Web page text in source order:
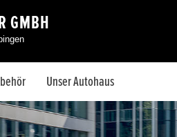
GMBH
Unser Autohaus